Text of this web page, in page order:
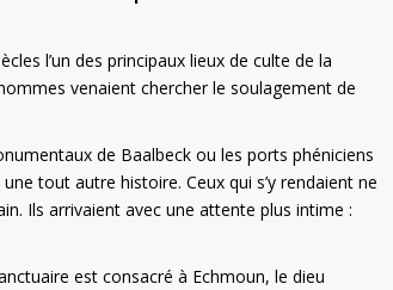
l’un des principaux lieux de culte de la
venaient chercher le soulagement de
de Baalbeck ou les ports phéniciens
tout autre histoire. Ceux qui s’y rendaient ne
Ils arrivaient avec une attente plus intime :
est consacré à Echmoun, le dieu